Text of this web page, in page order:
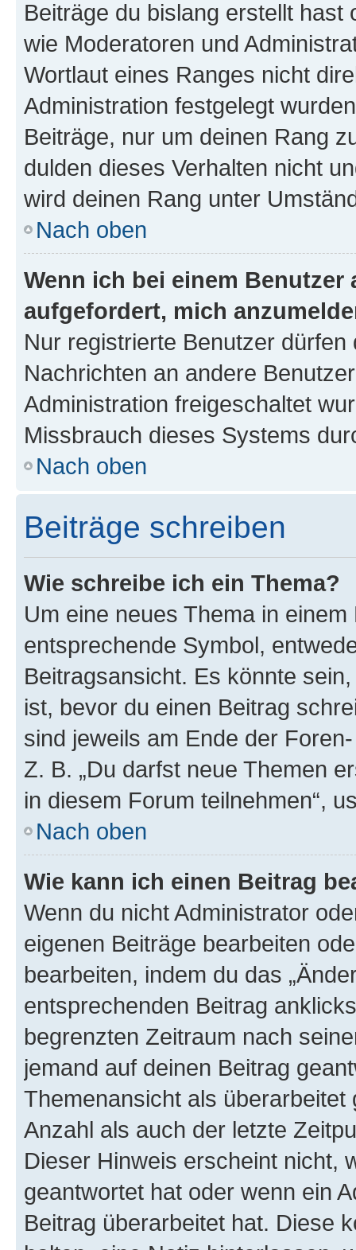
Beiträge du bislang erstellt
wie Moderatoren und
Wortlaut eines Ranges nicht
Administration festgelegt
Beiträge, nur um deinen Rang
dulden dieses Verhalten nicht
wird deinen Rang unter
Nach oben
Wenn ich bei einem
aufgefordert, mich
Nur registrierte Benutzer
Nachrichten an andere
Administration freigeschaltet
Missbrauch dieses Systems
Nach oben
Beiträge schreiben
Wie schreibe ich ein Thema?
Um eine neues Thema in
entsprechende Symbol,
Beitragsansicht. Es könnte
ist, bevor du einen Beitrag
sind jeweils am Ende der
Z. B. „Du darfst neue Themen
in diesem Forum teilnehmen“,
Nach oben
Wie kann ich einen Beitrag
Wenn du nicht Administrator
eigenen Beiträge bearbeiten
bearbeiten, indem du das
entsprechenden Beitrag
begrenzten Zeitraum nach
jemand auf deinen Beitrag
Themenansicht als
Anzahl als auch der letzte
Dieser Hinweis erscheint nicht,
geantwortet hat oder wenn ein
Beitrag überarbeitet hat. Diese